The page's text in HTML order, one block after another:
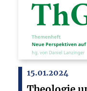
15.01.2024